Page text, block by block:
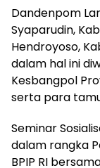
Dandenpom
Syaparudin,
Hendroyoso,
dalam hal ini
Kesbangpol
serta para
Seminar
dalam rangka
BPIP RI